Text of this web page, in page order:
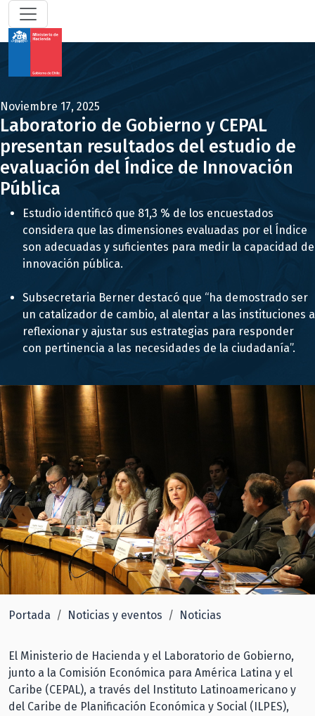
Noviembre 17, 2025
Laboratorio de Gobierno y CEPAL
presentan resultados del estudio de
evaluación del Índice de Innovación
Pública
Estudio identificó que 81,3 % de los encuestados
considera que las dimensiones evaluadas por el Índice
son adecuadas y suficientes para medir la capacidad de
innovación pública.
Subsecretaria Berner destacó que “ha demostrado ser
un catalizador de cambio, al alentar a las instituciones a
reflexionar y ajustar sus estrategias para responder
con pertinencia a las necesidades de la ciudadanía”.
Portada Noticias y eventos Noticias
El Ministerio de Hacienda y el Laboratorio de Gobierno,
junto a la Comisión Económica para América Latina y el
Caribe (CEPAL), a través del Instituto Latinoamericano y
del Caribe de Planificación Económica y Social (ILPES),